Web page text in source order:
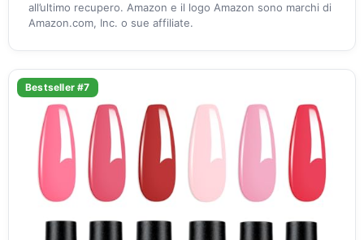
all’ultimo recupero. Amazon e il logo Amazon sono marchi di
Amazon.com, Inc. o sue affiliate.
Bestseller #7